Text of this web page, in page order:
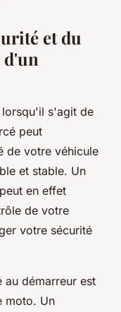
et du
lorsqu'il s'agit de
peut
de votre véhicule
et stable. Un
en effet
de votre
votre sécurité
au démarreur est
moto. Un